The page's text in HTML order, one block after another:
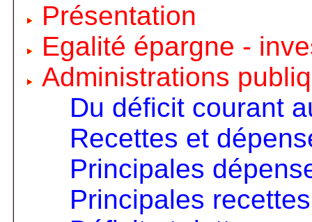
Présentation
Egalité épargne -
Administrations
Du déficit courant
Recettes et
Principales
Principales recettes